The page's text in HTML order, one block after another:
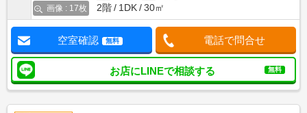
画像 : 17枚
2階
1DK 30㎡
空室確認 無料 電話で問合せ
お店にLINEで相談する 無料